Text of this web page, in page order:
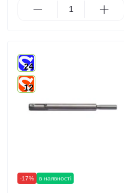
-17% в наявності
24
12